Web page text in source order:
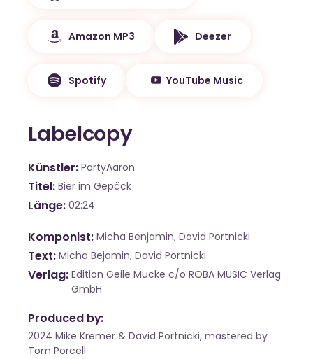
Amazon MP3 Deezer
Spotify YouTube Music
Labelcopy
Künstler PartyAaron
Titel Bier im Gepäck
Länge 02:24
Komponist Micha Benjamin, David Portnicki
Text Micha Bejamin, David Portnicki
Verlag Edition Geile Mucke c/o ROBA MUSIC Verlag
GmbH
Produced by:
2024 Mike Kremer & David Portnicki, mastered by
Tom Porcell